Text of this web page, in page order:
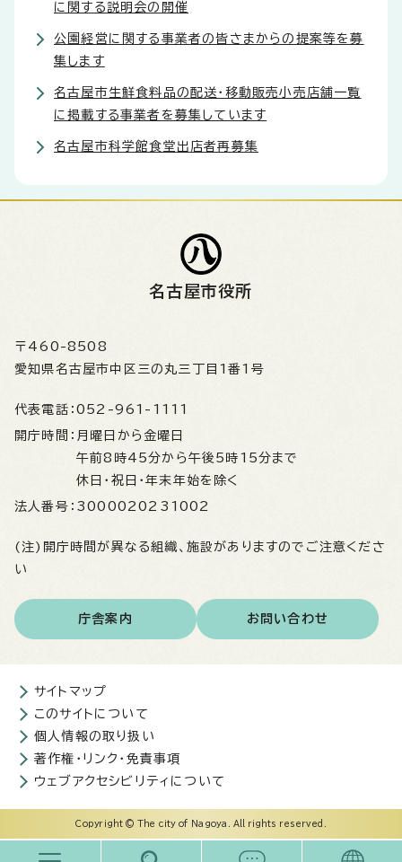
に関する説明会の開催
公園経営に関する事業者の皆さまからの提案等を募
集します
名古屋市生鮮食料品の配送・移動販売小売店舗一覧
に掲載する事業者を募集しています
名古屋市科学館食堂出店者再募集
名古屋市役所
〒460-8508
愛知県名古屋市中区三の丸三丁目1番1号
代表電話： 052-961-1111
開庁時間： 月曜日から金曜日
午前8時45分から午後5時15分まで
休日・祝日・年末年始を除く
法人番号： 3000020231002
(注)開庁時間が異なる組織、施設がありますのでご注意くださ
い
庁舎案内 お問い合わせ
サイトマップ
このサイトについて
個人情報の取り扱い
著作権・リンク・免責事項
ウェブアクセシビリティについて
Copyright © The city of Nagoya. All rights reserved.